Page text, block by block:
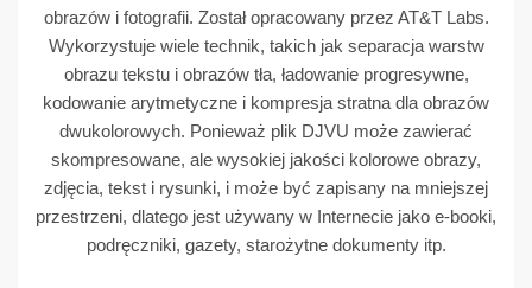
obrazów i fotografii. Został opracowany przez AT&T Labs.
Wykorzystuje wiele technik, takich jak separacja warstw
obrazu tekstu i obrazów tła, ładowanie progresywne,
kodowanie arytmetyczne i kompresja stratna dla obrazów
dwukolorowych. Ponieważ plik DJVU może zawierać
skompresowane, ale wysokiej jakości kolorowe obrazy,
zdjęcia, tekst i rysunki, i może być zapisany na mniejszej
przestrzeni, dlatego jest używany w Internecie jako e-booki,
podręczniki, gazety, starożytne dokumenty itp.